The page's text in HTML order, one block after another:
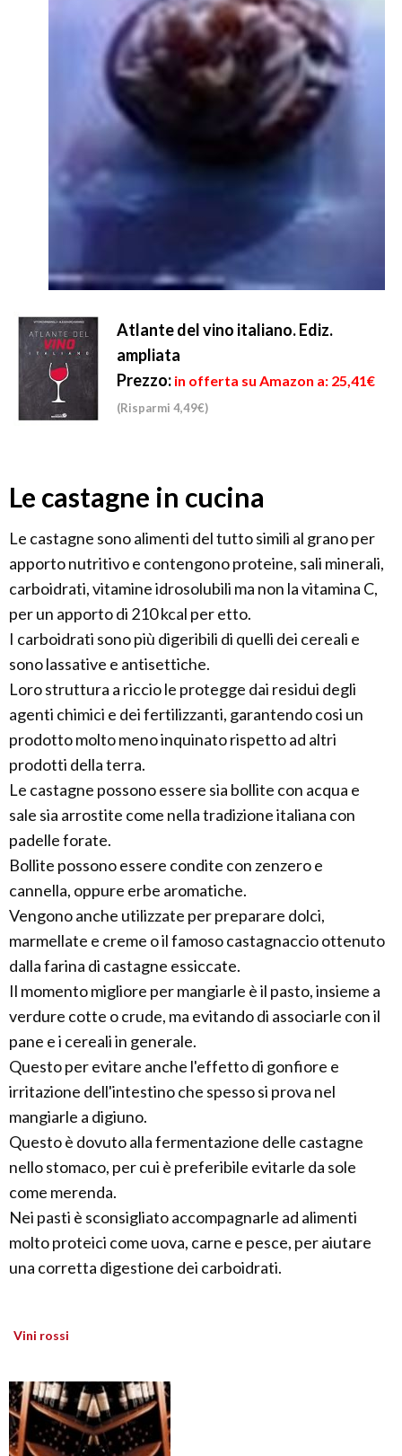
Atlante del vino italiano. Ediz.
ampliata
Prezzo: in offerta su Amazon a: 25,41€
(Risparmi 4,49€)
Le castagne in cucina
Le castagne sono alimenti del tutto simili al grano per
apporto nutritivo e contengono proteine, sali minerali,
carboidrati, vitamine idrosolubili ma non la vitamina C,
per un apporto di 210 kcal per etto.
I carboidrati sono più digeribili di quelli dei cereali e
sono lassative e antisettiche.
Loro struttura a riccio le protegge dai residui degli
agenti chimici e dei fertilizzanti, garantendo cosi un
prodotto molto meno inquinato rispetto ad altri
prodotti della terra.
Le castagne possono essere sia bollite con acqua e
sale sia arrostite come nella tradizione italiana con
padelle forate.
Bollite possono essere condite con zenzero e
cannella, oppure erbe aromatiche.
Vengono anche utilizzate per preparare dolci,
marmellate e creme o il famoso castagnaccio ottenuto
dalla farina di castagne essiccate.
Il momento migliore per mangiarle è il pasto, insieme a
verdure cotte o crude, ma evitando di associarle con il
pane e i cereali in generale.
Questo per evitare anche l'effetto di gonfiore e
irritazione dell'intestino che spesso si prova nel
mangiarle a digiuno.
Questo è dovuto alla fermentazione delle castagne
nello stomaco, per cui è preferibile evitarle da sole
come merenda.
Nei pasti è sconsigliato accompagnarle ad alimenti
molto proteici come uova, carne e pesce, per aiutare
una corretta digestione dei carboidrati.
Vini rossi